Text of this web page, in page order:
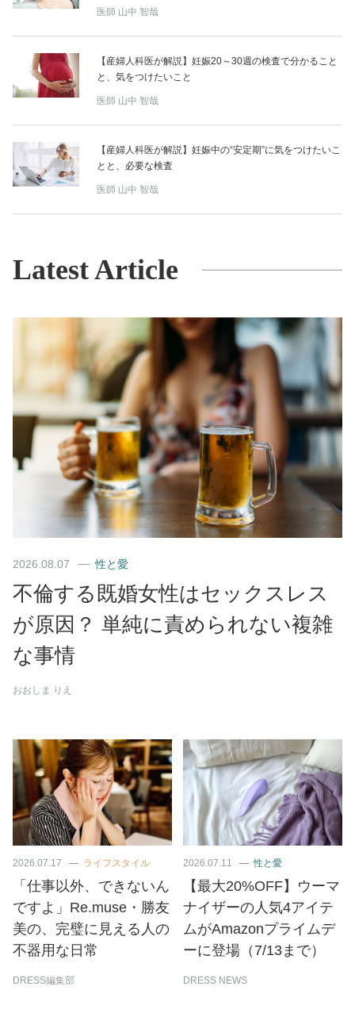
医師 山中 智哉
【産婦人科医が解説】妊娠20～30週の検査で分かること
と、気をつけたいこと
医師 山中 智哉
【産婦人科医が解説】妊娠中の“安定期”に気をつけたいこ
とと、必要な検査
医師 山中 智哉
Latest Article
2026.08.07 性と愛
不倫する既婚女性はセックスレス
が原因？ 単純に責められない複雑
な事情
おおしま りえ
2026.07.17 ライフスタイル
「仕事以外、できないん
ですよ」Re.muse・勝友
美の、完璧に見える人の
不器用な日常
DRESS編集部
2026.07.11 性と愛
【最大20%OFF】ウーマ
ナイザーの人気4アイテ
ムがAmazonプライムデ
ーに登場（7/13まで）
DRESS NEWS